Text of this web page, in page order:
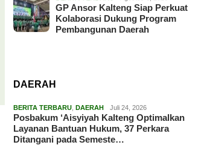
GP Ansor Kalteng Siap Perkuat
Kolaborasi Dukung Program
Pembangunan Daerah
DAERAH
BERITA TERBARU ,DAERAH Juli 24, 2026
Posbakum ‘Aisyiyah Kalteng Optimalkan
Layanan Bantuan Hukum, 37 Perkara
Ditangani pada Semeste…